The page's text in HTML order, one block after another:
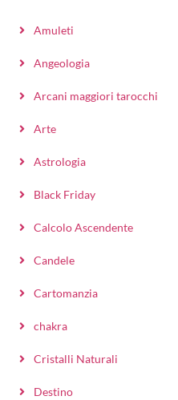
Amuleti
Angeologia
Arcani maggiori tarocchi
Arte
Astrologia
Black Friday
Calcolo Ascendente
Candele
Cartomanzia
chakra
Cristalli Naturali
Destino